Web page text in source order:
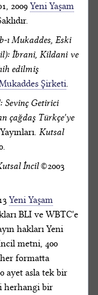
2009 Yeni Yaşam
ı Mukaddes, Eski
İbrani, Kildani ve
edilmiş
Şirketi.
Sevinç Getirici
çağdaş Türkçe'ye
Kutsal
İncil©2003
Yeni Yaşam
BLI ve WBTC'e
hakları Yeni
metni, 400
formatta
ayet asla tek bir
herhangi bir